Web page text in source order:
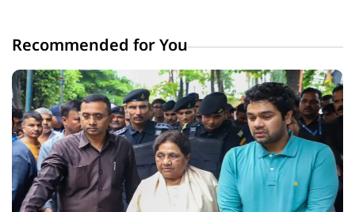
Recommended for You